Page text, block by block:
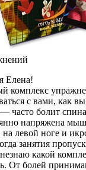
Елена!
комплекс
с вами, как
часто болит
напряжена
на левой ноге и
занятия
какой
От болей